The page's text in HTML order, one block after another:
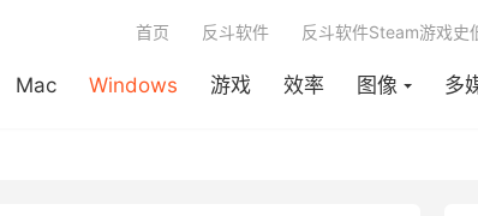
Mac Windows 游戏 效率 图像 多
首页 反斗软件 反斗软件Steam游戏史